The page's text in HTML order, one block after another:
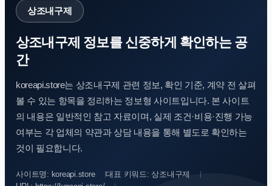
상조내구제
상조내구제 정보를 신중하게 확인하는 공
간
koreapi.store는 상조내구제 관련 정보, 확인 기준, 계약 전 살펴
볼 수 있는 항목을 정리하는 정보형 사이트입니다. 본 사이트
의 내용은 일반적인 참고 자료이며, 실제 조건·비용·진행 가능
여부는 각 업체의 약관과 상담 내용을 통해 별도로 확인하는
것이 필요합니다.
사이트명: koreapi.store
대표 키워드: 상조내구제